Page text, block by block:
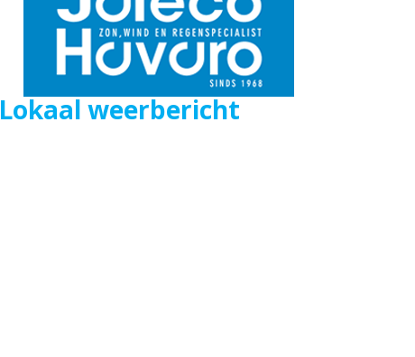
Lokaal weerbericht